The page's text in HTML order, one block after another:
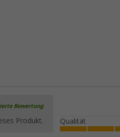
Bewertung
Produkt. Qualität